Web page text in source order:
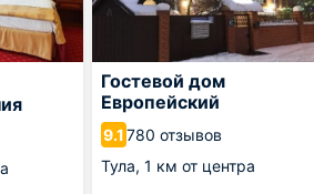
Гостевой дом
Европейский
9.1780 отзывов
Тула, 1 км от центра